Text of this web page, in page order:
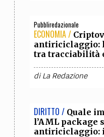
Pubbliredazionale
ECONOMIA /
antiriciclaggio:
tra tracciabilità
diLa Redazione
DIRITTO / Quale
l’AML package
antiriciclaggio: